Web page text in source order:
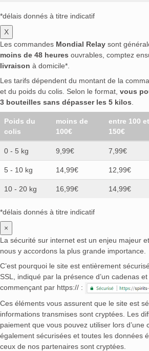
*délais donnés à titre indicatif
X
Les commandes Mondial Relay sont
moins de 48 heures ouvrables, comptez
livraison à domicile*.
Les tarifs dépendent du montant de la
et du poids du colis. Selon le format, vous
3 bouteilles sans dépasser les 5 kilos
Poids du
colis
moins de
100€
entre 100 et
150€
0 - 5 kg 9,99€ 7,99€
5 - 10 kg 14,99€ 12,99€
10 - 20 kg 16,99€ 14,99€
*délais donnés à titre indicatif
×
La sécurité sur internet est un enjeu majeur
nous y accordons la plus grande importance.
C’est pourquoi le site est entièrement
SSL, indiqué par la présence d’un cadenas
commençant par https:// :
Ces éléments vous assurent que le site est
informations transmises sont cryptées. Les
paiement que vous pouvez utiliser lors d’une
également sécurisées et toutes les données
ceux de nos partenaires sont cryptées.